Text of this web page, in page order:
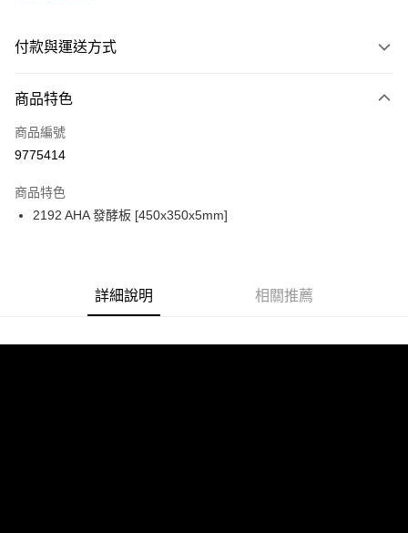
付款與運送方式
信用卡一次付款
超商取貨付款
Apple Pay
ATM付款
商品特色
商品編號
9775414
商品特色
2192 AHA 發酵板 [450x350x5mm]
詳細說明 相關推薦